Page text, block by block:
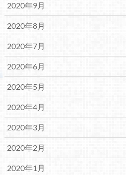
2020年9月
2020年8月
2020年7月
2020年6月
2020年5月
2020年4月
2020年3月
2020年2月
2020年1月